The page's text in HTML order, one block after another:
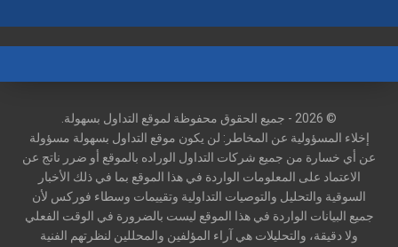
© 2026 - جميع الحقوق محفوظة لموقع التداول بسهولة.
إخلاء المسؤولية عن المخاطر: لن يكون موقع التداول بسهولة مسؤولة
عن أي خسارة من جميع شركات التداول الوراده بالموقع أو ضرر ناتج عن
الاعتماد على المعلومات الواردة في هذا الموقع بما في ذلك الأخبار
السوقية والتحليل والتوصيات التداولية وتقييمات وسطاء فوركس لأن
جميع البيانات الواردة في هذا الموقع ليست بالضرورة في الوقت الفعلي
ولا دقيقة، والتحليلات هي آراء المؤلفين والمحللين لنظرتهم الفنية